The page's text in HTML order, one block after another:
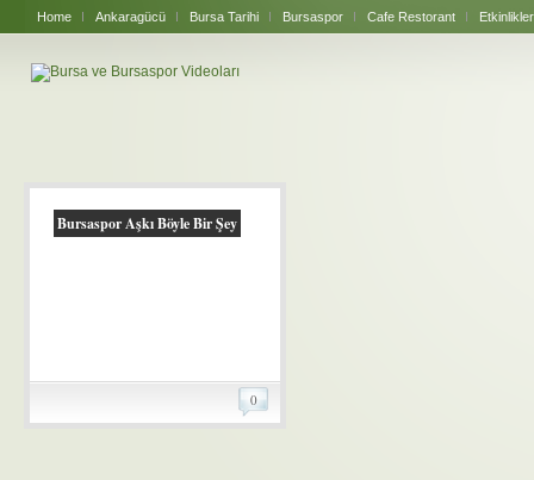
Home Ankaragücü Bursa Tarihi Bursaspor Cafe Restorant Etkinlikler
Bursaspor Aşkı Böyle Bir Şey
0